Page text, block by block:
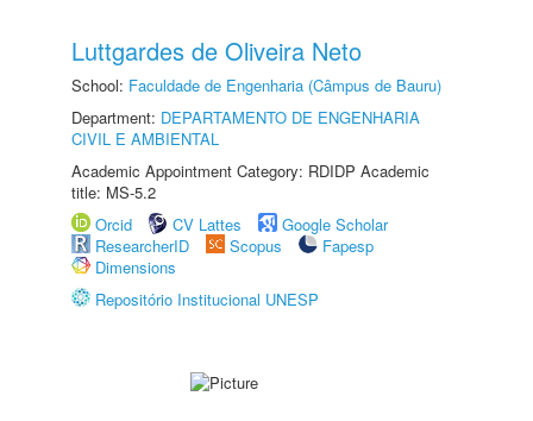
Luttgardes de Oliveira Neto
School: Faculdade de Engenharia (Câmpus de Bauru)
Department: DEPARTAMENTO DE ENGENHARIA
CIVIL E AMBIENTAL
Academic Appointment Category: RDIDP Academic
title: MS-5.2
Orcid
CV Lattes
Google Scholar
ResearcherID
Scopus
Fapesp
Dimensions
Repositório Institucional UNESP